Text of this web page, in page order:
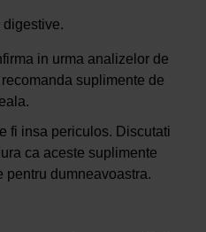
in urma analizelor de
suplimente de
fi insa periculos. Discutati
ca aceste suplimente
pentru dumneavoastra.